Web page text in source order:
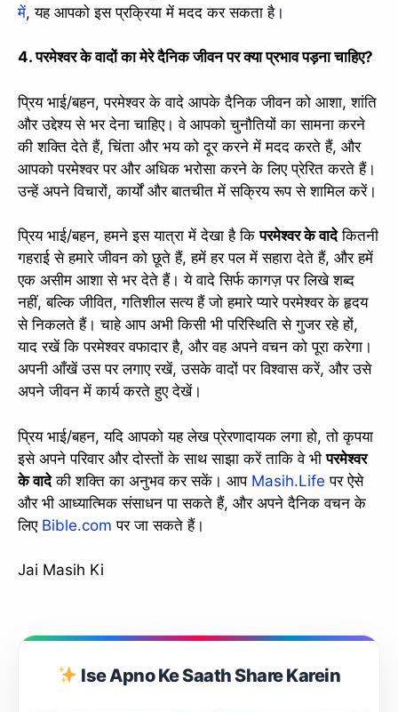
में, यह आपको इस प्रक्रिया में मदद कर सकता है।
4. परमेश्वर के वादों का मेरे दैनिक जीवन पर क्या प्रभाव पड़ना चाहिए?
प्रिय भाई/बहन, परमेश्वर के वादे आपके दैनिक जीवन को आशा, शांति
और उद्देश्य से भर देना चाहिए। वे आपको चुनौतियों का सामना करने
की शक्ति देते हैं, चिंता और भय को दूर करने में मदद करते हैं, और
आपको परमेश्वर पर और अधिक भरोसा करने के लिए प्रेरित करते हैं।
उन्हें अपने विचारों, कार्यों और बातचीत में सक्रिय रूप से शामिल करें।
प्रिय भाई/बहन, हमने इस यात्रा में देखा है किपरमेश्वर के वादेकितनी
गहराई से हमारे जीवन को छूते हैं, हमें हर पल में सहारा देते हैं, और हमें
एक असीम आशा से भर देते हैं। ये वादे सिर्फ कागज़ पर लिखे शब्द
नहीं, बल्कि जीवित, गतिशील सत्य हैं जो हमारे प्यारे परमेश्वर के हृदय
से निकलते हैं। चाहे आप अभी किसी भी परिस्थिति से गुजर रहे हों,
याद रखें कि परमेश्वर वफादार है, और वह अपने वचन को पूरा करेगा।
अपनी आँखें उस पर लगाए रखें, उसके वादों पर विश्वास करें, और उसे
अपने जीवन में कार्य करते हुए देखें।
प्रिय भाई/बहन, यदि आपको यह लेख प्रेरणादायक लगा हो, तो कृपया
इसे अपने परिवार और दोस्तों के साथ साझा करें ताकि वे भीपरमेश्वर
के वादेकी शक्ति का अनुभव कर सकें। आप Masih.Life पर ऐसे
और भी आध्यात्मिक संसाधन पा सकते हैं, और अपने दैनिक वचन के
लिए Bible.com पर जा सकते हैं।
Jai Masih Ki
Ise Apno Ke Saath Share Karein